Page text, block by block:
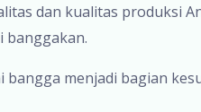
dan kualitas produksi
banggakan.
bangga menjadi bagian